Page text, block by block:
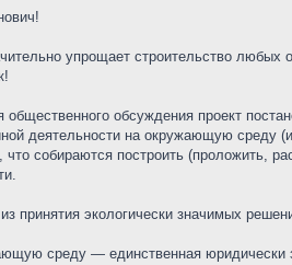
упрощает строительство
обсуждения проект
деятельности на окружающую
собираются построить (проложить,
принятия экологически значимых
среду — единственная юридически